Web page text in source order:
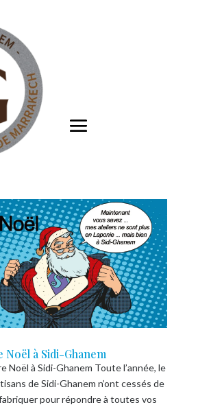
Noël à Sidi-Ghanem
Noël à Sidi-Ghanem Toute l’année, le
de Sidi-Ghanem n’ont cessés de
pour répondre à toutes vos